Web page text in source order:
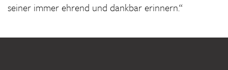
seiner immer ehrend und dankbar erinnern.“